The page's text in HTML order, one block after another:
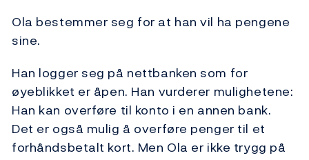
Ola bestemmer seg for at han vil ha pengene
sine.
Han logger seg på nettbanken som for
øyeblikket er åpen. Han vurderer mulighetene:
Han kan overføre til konto i en annen bank.
Det er også mulig å overføre penger til et
forhåndsbetalt kort. Men Ola er ikke trygg på